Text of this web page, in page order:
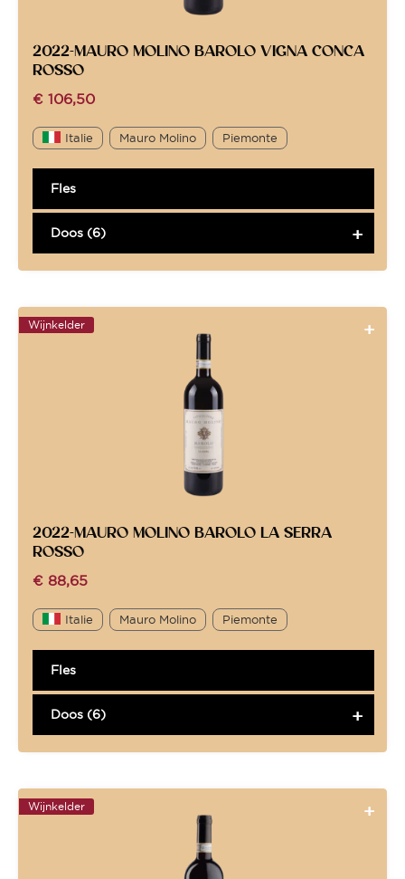
2022-MAURO MOLINO BAROLO VIGNA CONCA
ROSSO
€ 106,50
Italie Mauro Molino Piemonte
Fles
Doos (6)
Wijnkelder
2022-MAURO MOLINO BAROLO LA SERRA
ROSSO
€ 88,65
Italie Mauro Molino Piemonte
Fles
Doos (6)
Wijnkelder